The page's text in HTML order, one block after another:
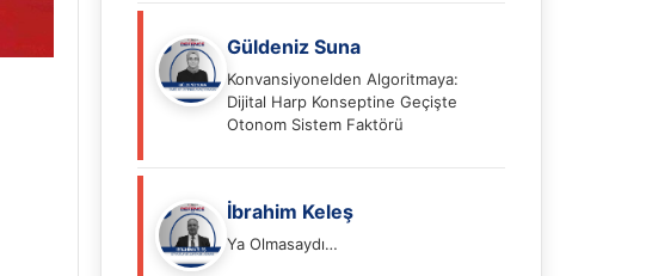
Güldeniz Suna
Konvansiyonelden Algoritmaya:
Dijital Harp Konseptine Geçişte
Otonom Sistem Faktörü
İbrahim Keleş
Ya Olmasaydı…